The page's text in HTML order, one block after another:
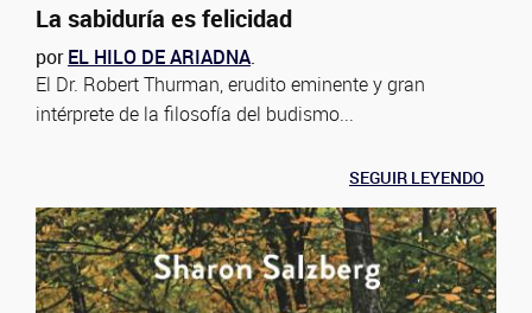
La sabiduría es felicidad
porEL HILO DE ARIADNA.
El Dr. Robert Thurman, erudito eminente y gran
intérprete de la filosofía del budismo...
SEGUIR LEYENDO